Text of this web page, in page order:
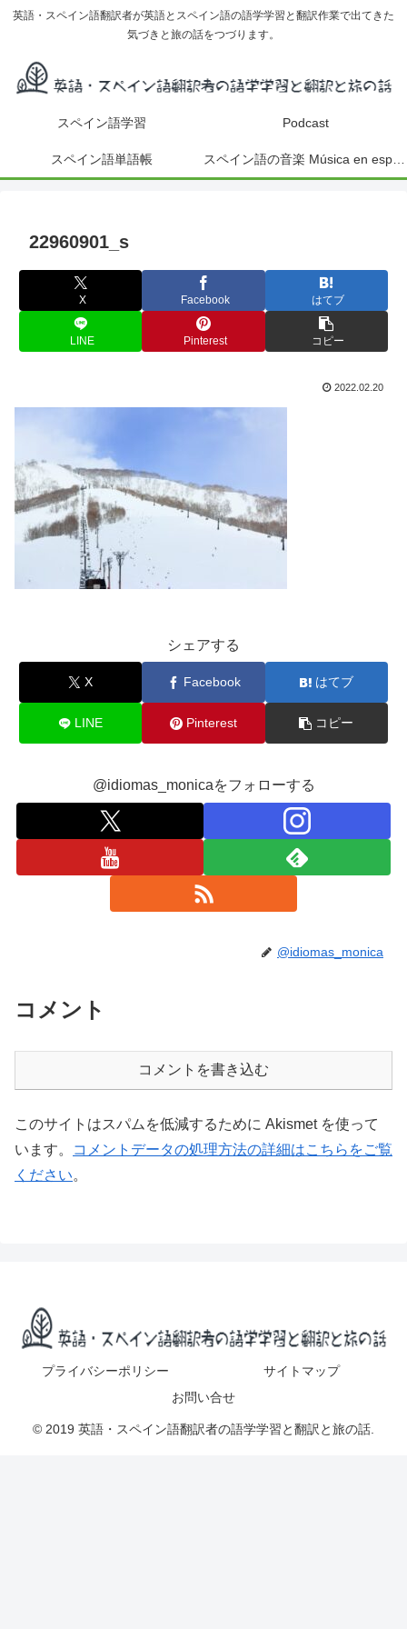
英語・スペイン語翻訳者が英語とスペイン語の語学学習と翻訳作業で出てきた
気づきと旅の話をつづります。
スペイン語学習 Podcast
スペイン語単語帳
22960901_s
X Facebook はてブ
LINE Pinterest コピー
2022.02.20
シェアする
X Facebook はてブ
LINE Pinterest コピー
@idiomas_monicaをフォローする
@idiomas_monica
コメント
コメントを書き込む
このサイトはスパムを低減するために Akismet を使って
います。
コメントデータの処理方法の詳細はこちらをご覧
ください。
プライバシーポリシー
サイトマップ
お問い合せ
© 2019 英語・スペイン語翻訳者の語学学習と翻訳と旅の話.